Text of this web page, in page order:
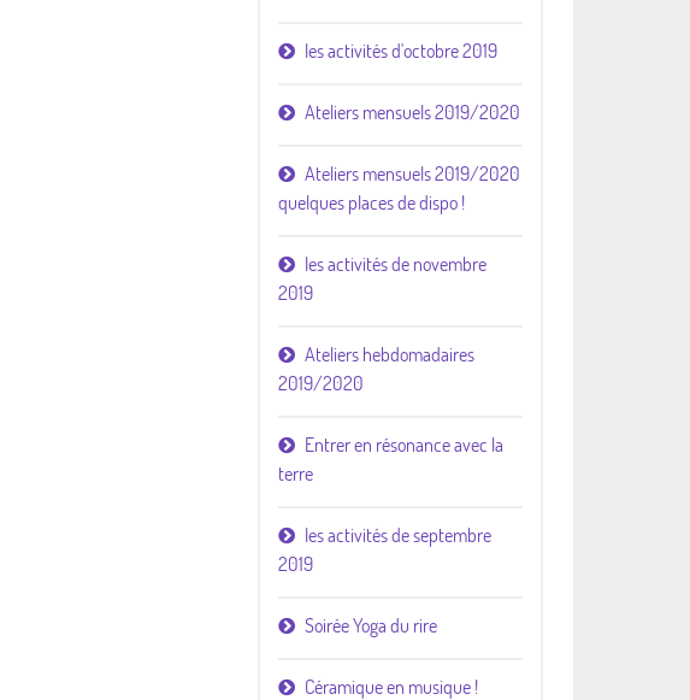
les activités d'octobre 2019
Ateliers mensuels 2019/2020
Ateliers mensuels 2019/2020
quelques places de dispo !
les activités de novembre
2019
Ateliers hebdomadaires
2019/2020
Entrer en résonance avec la
terre
les activités de septembre
2019
Soirée Yoga du rire
Céramique en musique !